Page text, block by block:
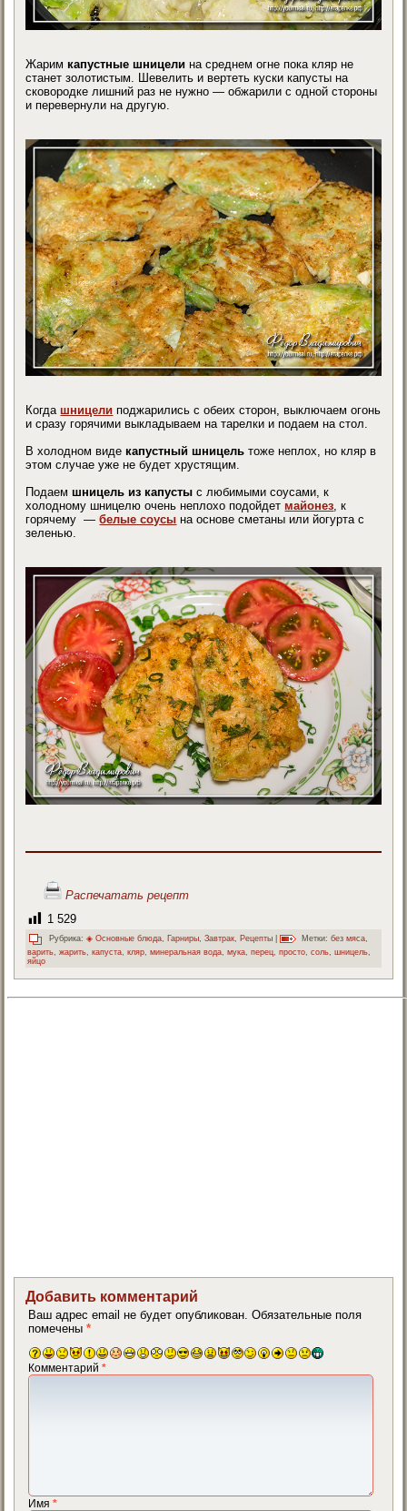
Жарим капустные шницели на среднем огне пока кляр не
станет золотистым. Шевелить и вертеть куски капусты на
сковородке лишний раз не нужно — обжарили с одной стороны
и перевернули на другую.
Когда шницели поджарились с обеих сторон, выключаем огонь
и сразу горячими выкладываем на тарелки и подаем на стол.
В холодном виде капустный шницель тоже неплох, но кляр в
этом случае уже не будет хрустящим.
Подаем шницель из капусты с любимыми соусами, к
холодному шницелю очень неплохо подойдет майонез, к
горячему —белые соусы на основе сметаны или йогурта с
зеленью.
Распечатать рецепт
1 529
Рубрика: ◈ Основные блюда, Гарниры,Завтрак, Рецепты Метки: без мяса,
варить ,жарить ,капуста ,кляр ,минеральная вода ,мука ,перец ,просто ,соль ,шницель
яйцо
Добавить комментарий
Ваш адрес email не будет опубликован. Обязательные поля
помечены*
Комментарий*
Имя*